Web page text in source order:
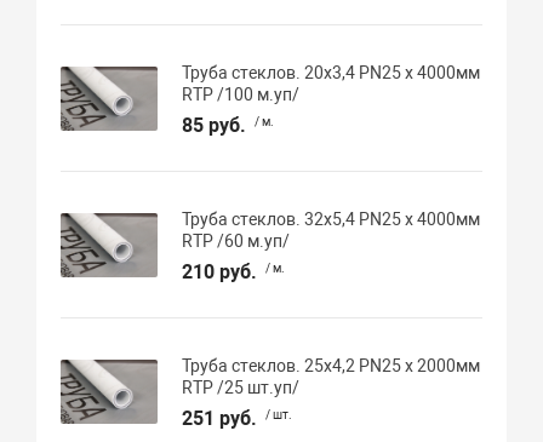
Труба стеклов. 20х3,4 PN25 х 4000мм
RTP /100 м.уп/
85 руб. / м.
Труба стеклов. 32х5,4 PN25 х 4000мм
RTP /60 м.уп/
210 руб. / м.
Труба стеклов. 25х4,2 PN25 х 2000мм
RTP /25 шт.уп/
251 руб. / шт.